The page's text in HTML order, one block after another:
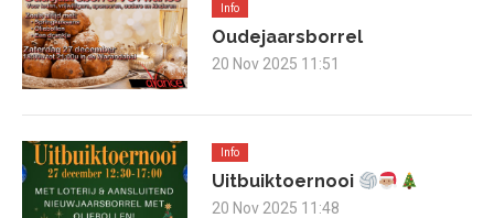
Info
Oudejaarsborrel
20 Nov 2025 11:51
Info
Uitbuiktoernooi
20 Nov 2025 11:48